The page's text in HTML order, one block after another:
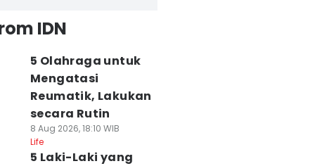
IDN
5 Olahraga untuk
Mengatasi
Reumatik, Lakukan
secara Rutin
8 Aug 2026, 18:10 WIB
Life
5 Laki-Laki yang